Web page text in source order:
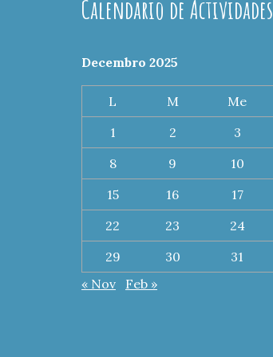
Calendario de Actividades
Decembro 2025
L M Me
1
2 3
8
9 10
15
16 17
22
23 24
29
30
31
« Nov
Feb »